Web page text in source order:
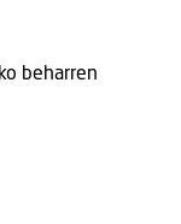
beharren